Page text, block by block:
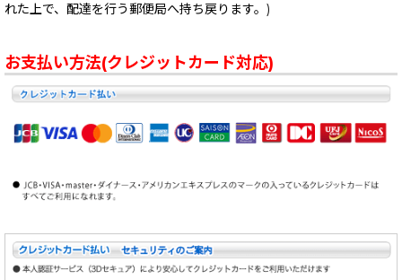
れた上で、配達を行う郵便局へ持ち戻ります。)
お支払い方法(クレジットカード対応)